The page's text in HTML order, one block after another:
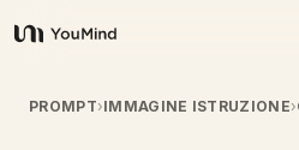
YouMind
Panoramica
PROMPT›IMMAGINE ISTRUZIONE›